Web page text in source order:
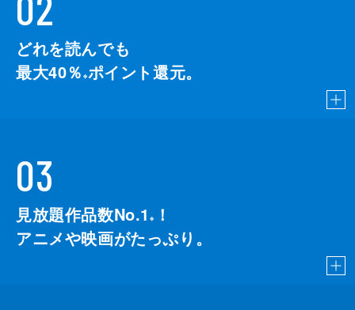
どれを読んでも
最大40％ ※ポイント還元。
03
見放題作品数No.1 ※
！
アニメや映画がたっぷり。